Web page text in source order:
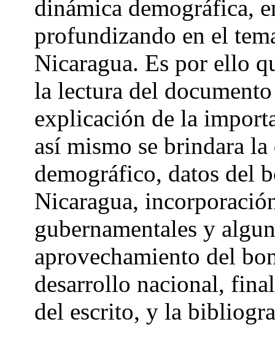
dinámica demográfica,
profundizando en el
Nicaragua. Es por ello
la lectura del
explicación de la
así mismo se brindara
demográfico, datos del
Nicaragua,
gubernamentales y
aprovechamiento del
desarrollo nacional,
del escrito, y la